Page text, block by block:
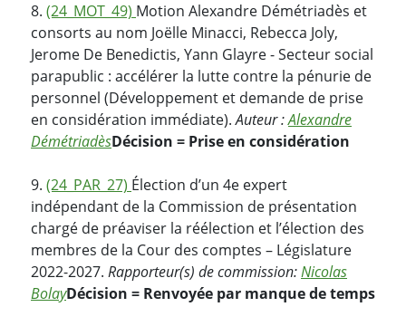
8. (24_MOT_49) Motion Alexandre Démétriadès et
consorts au nom Joëlle Minacci, Rebecca Joly,
Jerome De Benedictis, Yann Glayre - Secteur social
parapublic : accélérer la lutte contre la pénurie de
personnel (Développement et demande de prise
en considération immédiate).Auteur :Alexandre
DémétriadèsDécision = Prise en considération
9. (24_PAR_27) Élection d’un 4e expert
indépendant de la Commission de présentation
chargé de préaviser la réélection et l’élection des
membres de la Cour des comptes – Législature
2022-2027. Rapporteur(s) de commission:Nicolas
BolayDécision = Renvoyée par manque de temps